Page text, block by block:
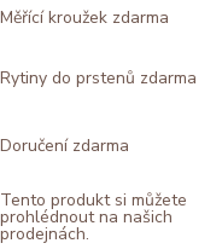
Měřící kroužek zdarma
Rytiny do prstenů zdarma
Doručení zdarma
Tento produkt si můžete
prohlédnout na našich
prodejnách.